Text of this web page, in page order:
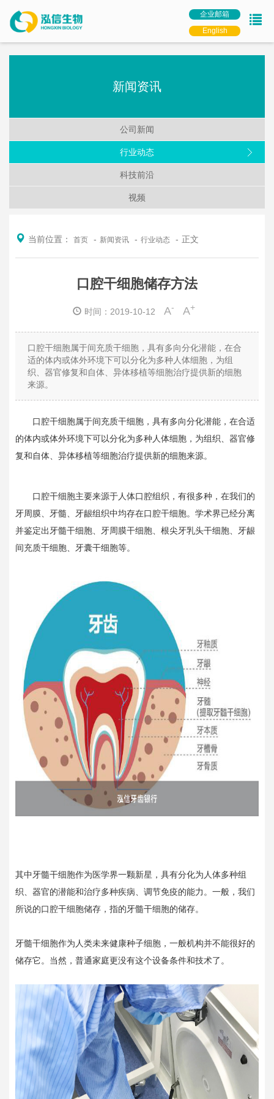
企业邮箱
English
新闻资讯
公司新闻
行业动态
科技前沿
视频
当前位置： 首页 新闻资讯 行业动态 正文
口腔干细胞储存方法
时间：2019-10-12 A- A+
口腔干细胞属于间充质干细胞，具有多向分化潜能，在合
适的体内或体外环境下可以分化为多种人体细胞，为组
织、器官修复和自体、异体移植等细胞治疗提供新的细胞
来源。
口腔干细胞属于间充质干细胞，具有多向分化潜能，在合适
的体内或体外环境下可以分化为多种人体细胞，为组织、器官修
复和自体、异体移植等细胞治疗提供新的细胞来源。
口腔干细胞主要来源于人体口腔组织，有很多种，在我们的
牙周膜、牙髓、牙龈组织中均存在口腔干细胞。学术界已经分离
并鉴定出牙髓干细胞、牙周膜干细胞、根尖牙乳头干细胞、牙龈
间充质干细胞、牙囊干细胞等。
其中牙髓干细胞作为医学界一颗新星，具有分化为人体多种组
织、器官的潜能和治疗多种疾病、调节免疫的能力。一般，我们
所说的口腔干细胞储存，指的牙髓干细胞的储存。
牙髓干细胞作为人类未来健康种子细胞，一般机构并不能很好的
储存它。当然，普通家庭更没有这个设备条件和技术了。